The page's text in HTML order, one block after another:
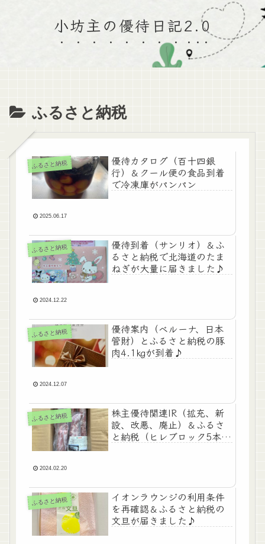
小坊主の優待日記2.0
ふるさと納税
ふるさと納税
優待カタログ（百十四銀
行）＆クール便の食品到着
で冷凍庫がパンパン
2025.06.17
ふるさと納税
優待到着（サンリオ）＆ふ
るさと納税で北海道のたま
ねぎが大量に届きました♪
2024.12.22
ふるさと納税
優待案内（ベルーナ、日本
管財）とふるさと納税の豚
肉4.1㎏が到着♪
2024.12.07
ふるさと納税
株主優待関連IR（拡充、新
設、改悪、廃止）＆ふるさ
と納税（ヒレブロック5本）
2024.02.20
ふるさと納税
イオンラウンジの利用条件
を再確認＆ふるさと納税の
文旦が届きました♪